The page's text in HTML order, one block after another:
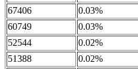
67406
0.03%
60749
0.03%
52544
0.02%
51388
0.02%